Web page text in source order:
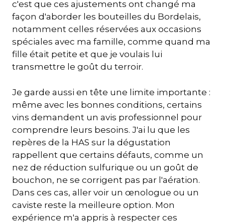
c'est que ces ajustements ont changé ma
façon d'aborder les bouteilles du Bordelais,
notamment celles réservées aux occasions
spéciales avec ma famille, comme quand ma
fille était petite et que je voulais lui
transmettre le goût du terroir.
Je garde aussi en tête une limite importante :
même avec les bonnes conditions, certains
vins demandent un avis professionnel pour
comprendre leurs besoins. J'ai lu que les
repères de la HAS sur la dégustation
rappellent que certains défauts, comme un
nez de réduction sulfurique ou un goût de
bouchon, ne se corrigent pas par l'aération.
Dans ces cas, aller voir un œnologue ou un
caviste reste la meilleure option. Mon
expérience m'a appris à respecter ces